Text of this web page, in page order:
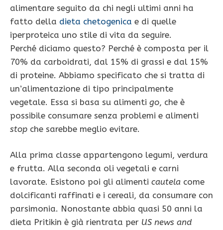
alimentare seguito da chi negli ultimi anni ha
fatto della dieta chetogenica e di quelle
iperproteica uno stile di vita da seguire.
Perché diciamo questo? Perché è composta per il
70% da carboidrati, dal 15% di grassi e dal 15%
di proteine. Abbiamo specificato che si tratta di
un’alimentazione di tipo principalmente
vegetale. Essa si basa su alimenti go, che è
possibile consumare senza problemi e alimenti
stop che sarebbe meglio evitare.
Alla prima classe appartengono legumi, verdura
e frutta. Alla seconda oli vegetali e carni
lavorate. Esistono poi gli alimenti cautela come
dolcificanti raffinati e i cereali, da consumare con
parsimonia. Nonostante abbia quasi 50 anni la
dieta Pritikin è già rientrata per US news and